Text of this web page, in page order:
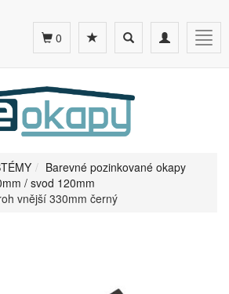
Toggle
navigation
Toggle
search
0
Barevné pozinkované okapy
/ svod 120mm
vnější 330mm černý